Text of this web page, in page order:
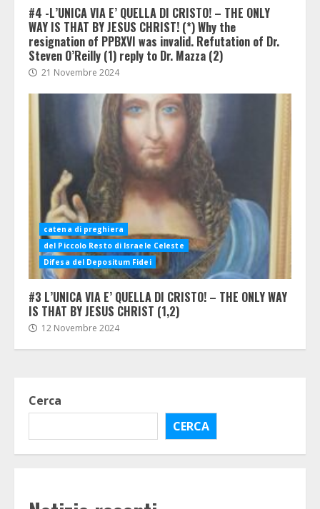
#4 -L’UNICA VIA E’ QUELLA DI CRISTO! – THE ONLY
WAY IS THAT BY JESUS CHRIST! (*) Why the
resignation of PPBXVI was invalid. Refutation of Dr.
Steven O’Reilly (1) reply to Dr. Mazza (2)
21 Novembre 2024
catena di preghiera
del Piccolo Resto di Israele Celeste
Difesa del Depositum Fidei
#3 L’UNICA VIA E’ QUELLA DI CRISTO! – THE ONLY WAY
IS THAT BY JESUS CHRIST (1,2)
12 Novembre 2024
Cerca
CERCA